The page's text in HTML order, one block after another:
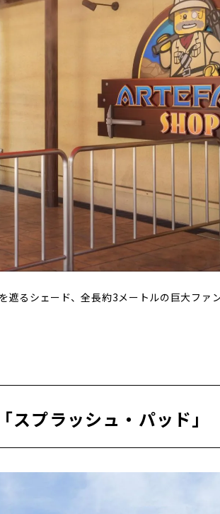
遮るシェード、全長約3メートルの巨大ファ
スプラッシュ・パッド」